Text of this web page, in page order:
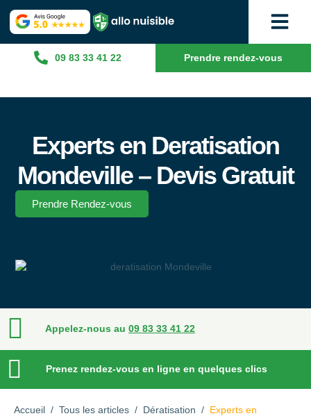
09 83 33 41 22 Prendre rendez-vous
Experts en Deratisation
Mondeville – Devis Gratuit
Prendre Rendez-vous
Appelez-nous au 09 83 33 41 22
Prenez rendez-vous en ligne en quelques clics
Accueil / Tous les articles / Dératisation / Experts en